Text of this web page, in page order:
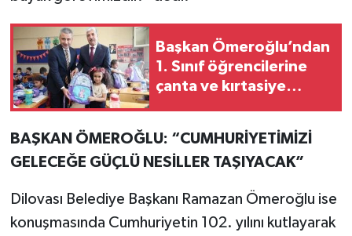
Başkan Ömeroğlu’ndan
1. Sınıf öğrencilerine
çanta ve kırtasiye
BAŞKAN ÖMEROĞLU: “CUMHURİYETİMİZİ
GELECEĞE GÜÇLÜ NESİLLER TAŞIYACAK”
Dilovası Belediye Başkanı Ramazan Ömeroğlu ise
konuşmasında Cumhuriyetin 102. yılını kutlayarak